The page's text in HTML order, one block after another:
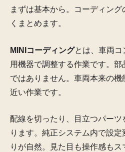
まずは基本から。コーディン
くまとめます。
MINIコーディングとは、車両コ
用機器で調整する作業です。
ではありません。車両本来の
近い作業です。
配線を切ったり、目立つパー
ります。純正システム内で設
りが自然。見た目も操作感もス